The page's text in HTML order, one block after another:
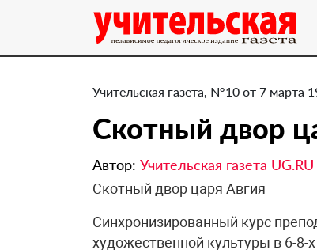
Учительская газета, №10 от 7 марта
Скотный двор
Автор: Учительская газета UG.RU
Скотный двор царя Авгия
Синхронизированный курс
художественной культуры в 6-8-